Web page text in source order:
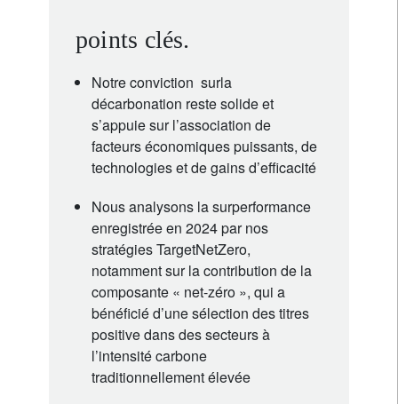
points clés.
Notre conviction surla
décarbonation reste solide et
s’appuie sur l’association de
facteurs économiques puissants, de
technologies et de gains d’efficacité
Nous analysons la surperformance
enregistrée en 2024 par nos
stratégies TargetNetZero,
notamment sur la contribution de la
composante « net-zéro », qui a
bénéficié d’une sélection des titres
positive dans des secteurs à
l’intensité carbone
traditionnellement élevée